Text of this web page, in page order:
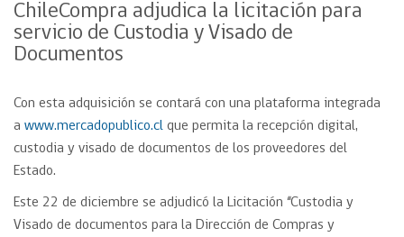
ChileCompra adjudica la licitación para
servicio de Custodia y Visado de
Documentos
Con esta adquisición se contará con una plataforma integrada
a www.mercadopublico.cl que permita la recepción digital,
custodia y visado de documentos de los proveedores del
Estado.
Este 22 de diciembre se adjudicó la Licitación “Custodia y
Visado de documentos para la Dirección de Compras y